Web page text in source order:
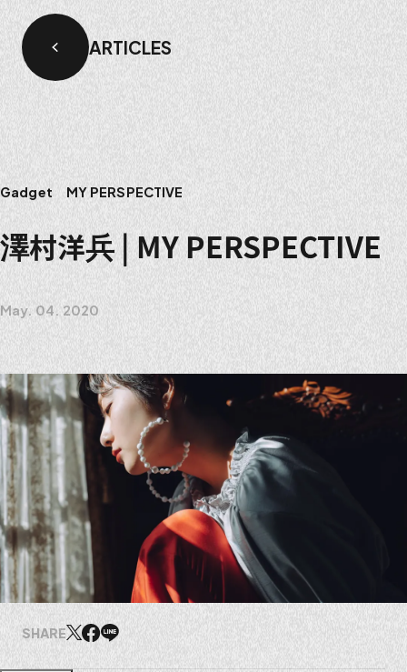
ARTICLES
Gadget MY PERSPECTIVE
澤村洋兵 | MY PERSPECTIVE
May. 04. 2020
SHARE